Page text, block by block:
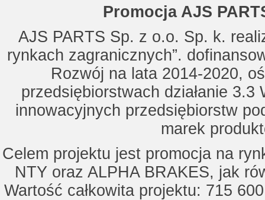
Promocja AJS
AJS PARTS Sp. z o.o. Sp. k.
rynkach zagranicznych”.
Rozwój na lata 2014-2020,
przedsiębiorstwach działanie
innowacyjnych przedsiębiorstw
marek
Celem projektu jest promocja na
NTY oraz ALPHA BRAKES, jak
Wartość całkowita projektu: 715